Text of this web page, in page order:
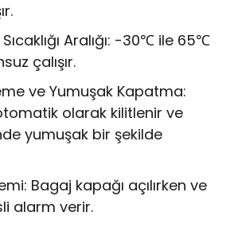
Aralığı: -30℃ ile 65℃
çalışır.
ve Yumuşak Kapatma:
olarak kilitlenir ve
yumuşak bir şekilde
Bagaj kapağı açılırken ve
alarm verir.